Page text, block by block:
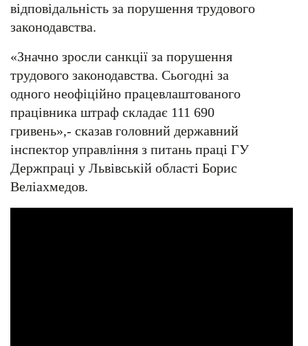
відповідальність за порушення трудового
законодавства.
«Значно зросли санкції за порушення
трудового законодавства. Сьогодні за
одного неофіційно працевлаштованого
працівника штраф складає 111 690
гривень»,- сказав головний державний
інспектор управління з питань праці ГУ
Держпраці у Львівській області Борис
Веліахмедов.